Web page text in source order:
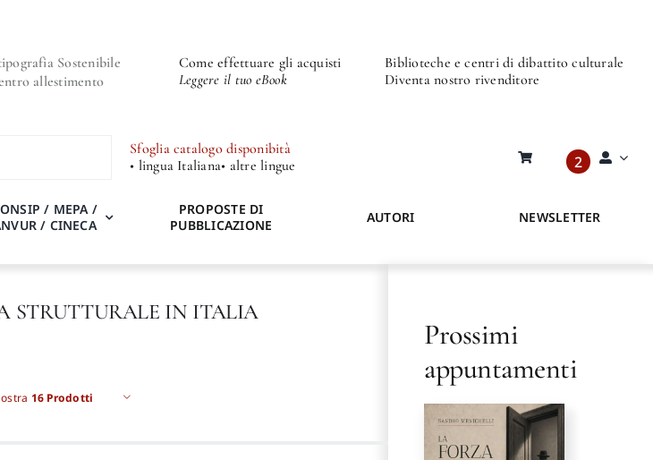
Sostenibile
allestimento
Come effettuare gli acquisti
Leggere il tuo eBook
Biblioteche e centri di dibattito culturale
Diventa nostro rivenditore
Sfoglia catalogo disponibità
• lingua Italiana• altre lingue 2
/ MEPA /
/ CINECA
PROPOSTE DI
PUBBLICAZIONE
AUTORI NEWSLETTER
STRUTTURALE IN ITALIA
16 Prodotti
Prossimi
appuntamenti